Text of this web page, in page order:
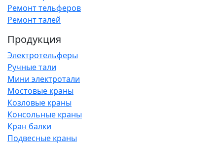
Ремонт тельферов
Ремонт талей
Продукция
Электротельферы
Ручные тали
Мини электротали
Мостовые краны
Козловые краны
Консольные краны
Кран балки
Подвесные краны